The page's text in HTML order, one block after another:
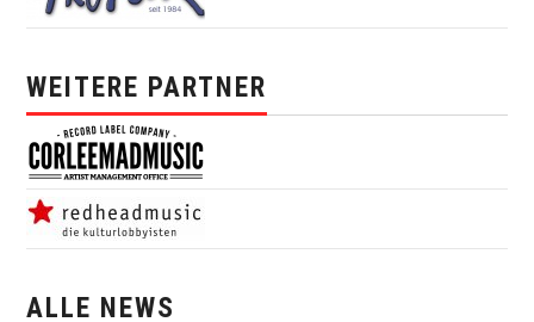
WEITERE PARTNER
ALLE NEWS